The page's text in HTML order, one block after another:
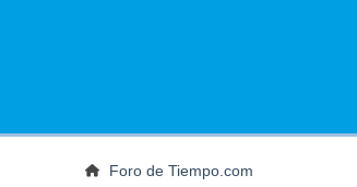
Foro de Tiempo.com